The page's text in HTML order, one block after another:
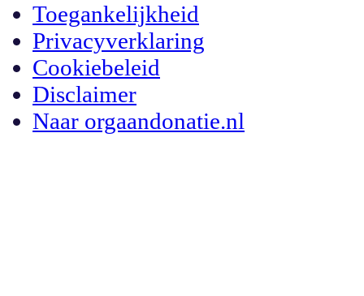
Toegankelijkheid
Privacyverklaring
Cookiebeleid
Disclaimer
Naar orgaandonatie.nl